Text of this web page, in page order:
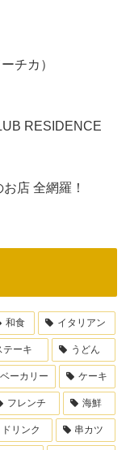
チカ）
RESIDENCE
店 全網羅！
和食 イタリアン
テーキ うどん
ベーカリー ケーキ
フレンチ 海鮮
ドリンク 串カツ